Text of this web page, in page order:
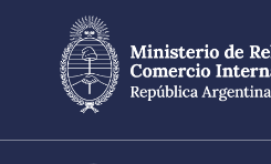
contenido
principal